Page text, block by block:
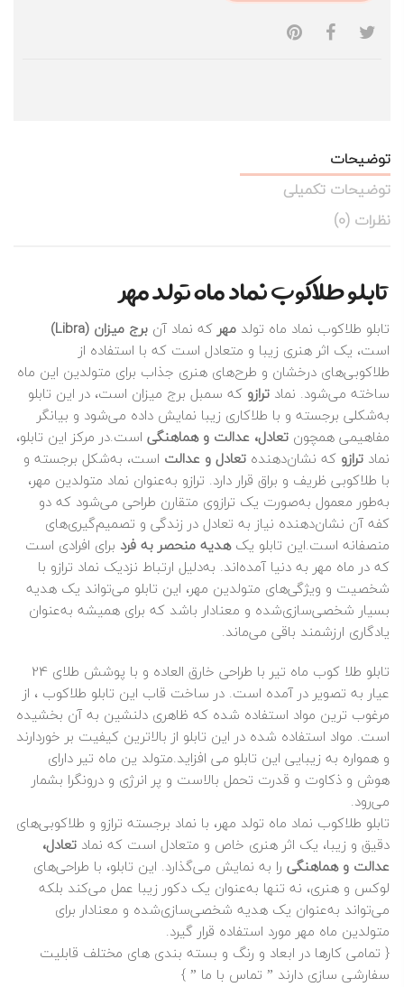
توضیحات
توضیحات تکمیلی
نظرات (0)
تابلو طلاکوب نماد ماه تولد مهر
تابلو طلاکوب نماد ماه تولد مهر که نماد آن برج میزان (Libra)
است، یک اثر هنری زیبا و متعادل است که با استفاده از
طلاکوبی‌های درخشان و طرح‌های هنری جذاب برای متولدین این ماه
ساخته می‌شود. نماد ترازو که سمبل برج میزان است، در این تابلو
به‌شکلی برجسته و با طلاکاری زیبا نمایش داده می‌شود و بیانگر
مفاهیمی همچون تعادل، عدالت و هماهنگی است.در مرکز این تابلو،
نماد ترازو که نشان‌دهنده تعادل و عدالت است، به‌شکل برجسته و
با طلاکوبی ظریف و براق قرار دارد. ترازو به‌عنوان نماد متولدین مهر،
به‌طور معمول به‌صورت یک ترازوی متقارن طراحی می‌شود که دو
کفه آن نشان‌دهنده نیاز به تعادل در زندگی و تصمیم‌گیری‌های
منصفانه است.این تابلو یکهدیه منحصر به فرد برای افرادی است
که در ماه مهر به دنیا آمده‌اند. به‌دلیل ارتباط نزدیک نماد ترازو با
شخصیت و ویژگی‌های متولدین مهر، این تابلو می‌تواند یک هدیه
بسیار شخصی‌سازی‌شده و معنادار باشد که برای همیشه به‌عنوان
یادگاری ارزشمند باقی می‌ماند.
تابلو طلا کوب ماه تیر با طراحی خارق العاده و با پوشش طلا
ی 24
عیار به تصویر در آمده است. در ساخت قاب این تابلو طلاکوب ، از
مرغوب ترین مواد استفاده شده که ظاهری دلنشین به آن بخشیده
است. مواد استفاده شده در این تابلو از بالاترین کیفیت بر خوردارند
و همواره به زیبایی این تابلو می افزاید.متولد ین ماه تیر دارای
هوش و ذکاوت و قدرت تحمل بالاست و پر انرژی و درونگرا بشمار
می‌رود.
تابلو طلاکوب نماد ماه تولد مهر، با نماد برجسته ترازو و طلاکوبی‌های
دقیق و زیبا، یک اثر هنری خاص و متعادل است که نماد تعادل،
عدالت و هماهنگی را به نمایش می‌گذارد. این تابلو، با طراحی‌های
لوکس و هنری، نه تنها به‌عنوان یک دکور زیبا عمل می‌کند بلکه
می‌تواند به‌عنوان یک هدیه شخصی‌سازی‌شده و معنادار برای
متولدین ماه مهر مورد استفاده قرار گیرد.
{ تمامی کارها در ابعاد و رنگ و بسته بندی های مختلف قابلیت
سفارشی سازی دارند ” تماس با ما ” }